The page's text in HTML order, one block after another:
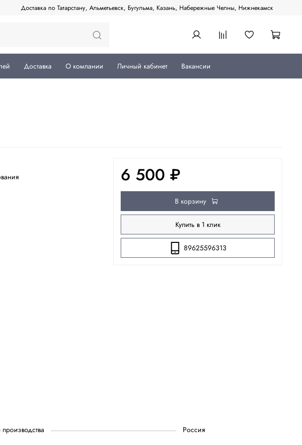
Доставка по Татарстану, Альметьевск, Бугульма, Казань, Набережные Челны, Нижнекамск
Доставка О компании Личный кабинет
Вакансии
6 500 ₽
В корзину
Купить в 1 клик
89625596313
Россия